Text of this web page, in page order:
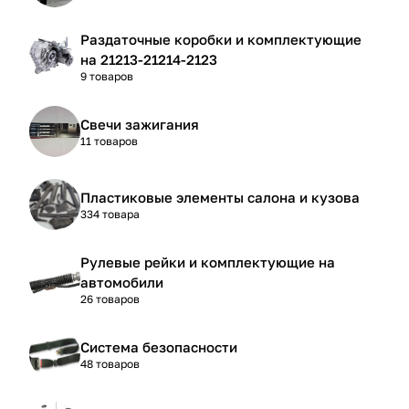
Раздаточные коробки и комплектующие
на 21213-21214-2123
9 товаров
Свечи зажигания
11 товаров
Пластиковые элементы салона и кузова
334 товара
Рулевые рейки и комплектующие на
автомобили
26 товаров
Система безопасности
48 товаров